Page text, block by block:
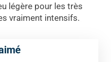
légère pour les très
vraiment intensifs.